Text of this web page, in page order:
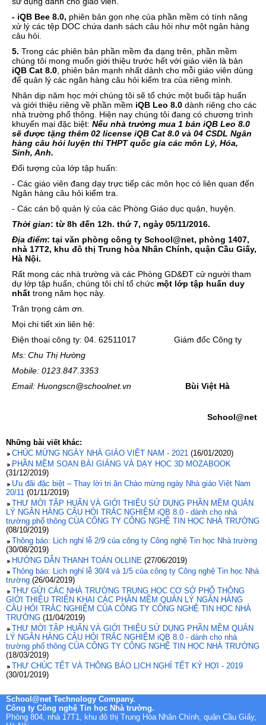
- iQB Bee 8.0, phiên bản gọn nhẹ của phần mềm có tính năng
xử lý các tệp DOC chứa danh sách câu hỏi như một ngân hàng
câu hỏi.
5. Trong các phiên bản phần mềm đa dạng trên, phần mềm
chúng tôi mong muốn giới thiệu trước hết với giáo viên là bản
iQB Cat 8.0, phiên bản mạnh nhất dành cho mỗi giáo viên dùng
để quản lý các ngân hàng câu hỏi kiểm tra của riêng mình.
Nhân dịp năm học mới chúng tôi sẽ tổ chức một buổi tập huấn
và giới thiệu riêng về phần mềm iQB Leo 8.0 dành riêng cho các
nhà trường phổ thông. Hiện nay chúng tôi đang có chương trình
khuyến mại đặc biệt: Nếu nhà trường mua 1 bản iQB Leo 8.0
sẽ được tặng thêm 02 license iQB Cat 8.0 và 04 CSDL Ngân
hàng câu hỏi luyện thi THPT quốc gia các môn Lý, Hóa,
Sinh, Anh.
Đối tượng của lớp tập huấn:
- Các giáo viên đang dạy trực tiếp các môn học có liên quan đến
Ngân hàng câu hỏi kiểm tra.
- Các cán bộ quản lý của các Phòng Giáo dục quận, huyện.
Thời gian: từ 8h đến 12h. thứ 7, ngày 05/11/2016.
Địa điểm: tại văn phòng công ty School@net, phòng 1407,
nhà 17T2, khu đô thị Trung hòa Nhân Chính, quận Cầu Giấy,
Hà Nội.
Rất mong các nhà trường và các Phòng GD&ĐT cử người tham
dự lớp tập huấn, chúng tôi chỉ tổ chức một lớp tập huấn duy
nhất trong năm học này.
Trân trọng cảm ơn.
Mọi chi tiết xin liên hệ:
Điện thoại công ty: 04. 62511017
Ms: Chu Thị Hường
Mobile: 0123.847.3353
Email: Huongscn@schoolnet.vn
Giám đốc Công ty
Bùi Việt Hà
School@net
Những bài viết khác:
CHÚC MỪNG NGÀY NHÀ GIÁO VIỆT NAM - 2021 (16/01/2020)
PHẦN MỀM SOẠN BÀI GIẢNG VÀ DẠY HỌC 3D MOZABOOK
(31/12/2019)
Ưu đãi đặc biệt – Thay lời tri ân Chào mừng ngày Nhà giáo Việt Nam
20/11 (01/11/2019)
THƯ MỜI TẬP HUẤN VÀ GIỚI THIỆU SỬ DỤNG PHẦN MỀM QUẢN
LÝ NGÂN HÀNG CÂU HỎI TRẮC NGHIỆM iQB 8.0 - dành cho nhà
trường phổ thông CỦA CÔNG TY CÔNG NGHỆ TIN HỌC NHÀ TRƯỜNG
(08/10/2019)
Thông báo: Lịch nghỉ lễ 2/9 của công ty Công nghệ Tin học Nhà trường
(30/08/2019)
HƯỚNG DẪN THANH TOÁN OLLINE (27/06/2019)
Thông báo: Lịch nghỉ lễ 30/4 và 1/5 của công ty Công nghệ Tin học Nhà
trường (26/04/2019)
THƯ GỬI CÁC NHÀ TRƯỜNG TRUNG HỌC CƠ SỞ PHỔ THÔNG
GIỚI THIỆU TRIỂN KHAI CÁC PHẦN MỀM QUẢN LÝ NGÂN HÀNG
CÂU HỎI TRẮC NGHIỆM CỦA CÔNG TY CÔNG NGHỆ TIN HỌC NHÀ
TRƯỜNG (11/04/2019)
THƯ MỜI TẬP HUẤN VÀ GIỚI THIỆU SỬ DỤNG PHẦN MỀM QUẢN
LÝ NGÂN HÀNG CÂU HỎI TRẮC NGHIỆM iQB 8.0 - dành cho nhà
trường phổ thông CỦA CÔNG TY CÔNG NGHỆ TIN HỌC NHÀ TRƯỜNG
(18/03/2019)
THƯ CHÚC TẾT VÀ THÔNG BÁO LỊCH NGHỈ TẾT KỶ HỢI - 2019
(30/01/2019)
School@net Technology Company.
Công ty Công nghệ Tin học Nhà trường.
Phòng 804, nhà 17T1, khu đô thị Trung Hòa Nhân Chính, quận Cầu Giấy,